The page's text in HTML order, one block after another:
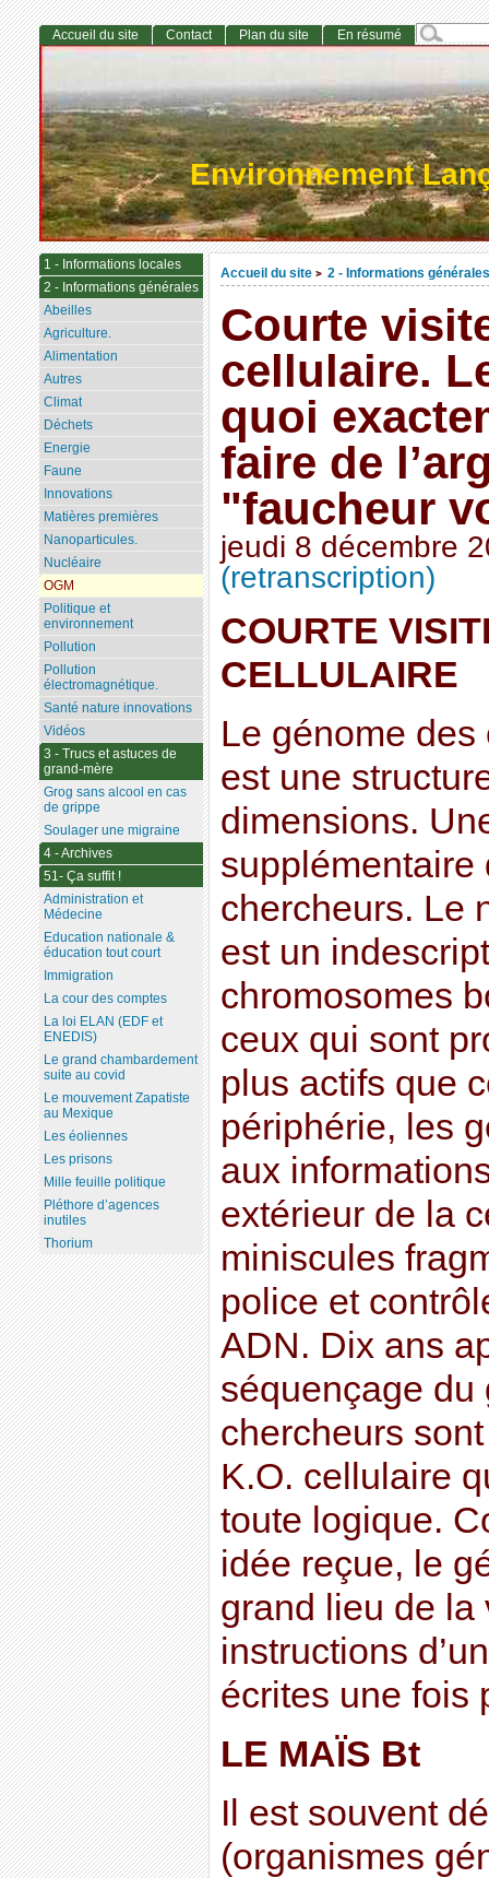
Environnement
Accueil du site > 2 - Informations générales
Courte
cellulaire.
quoi
faire de
"faucheur
jeudi 8 décembre
(retranscription)
COURTE
CELLULAIRE
Le génome
est une
dimensions.
supplémentaire
chercheurs. Le
est un
chromosomes
ceux qui sont
plus actifs que
périphérie, les
aux
extérieur de la
miniscules
police et
ADN. Dix ans
séquençage du
chercheurs
K.O. cellulaire
toute logique.
idée reçue, le
grand lieu de la
instructions
écrites une fois
LE MAÏS Bt
Il est souvent
(organismes
Accueil du site Contact Plan du site En résumé
1 - Informations locales
2 - Informations générales
Abeilles
Agriculture.
Alimentation
Autres
Climat
Déchets
Energie
Faune
Innovations
Matières premières
Nanoparticules.
Nucléaire
OGM
Politique et
environnement
Pollution
Pollution
électromagnétique.
Santé nature innovations
Vidéos
3 - Trucs et astuces de
grand-mère
Grog sans alcool en cas
de grippe
Soulager une migraine
4 - Archives
51- Ça suffit !
Administration et
Médecine
Education nationale &
éducation tout court
Immigration
La cour des comptes
La loi ELAN (EDF et
ENEDIS)
Le grand chambardement
suite au covid
Le mouvement Zapatiste
au Mexique
Les éoliennes
Les prisons
Mille feuille politique
Pléthore d’agences
inutiles
Thorium